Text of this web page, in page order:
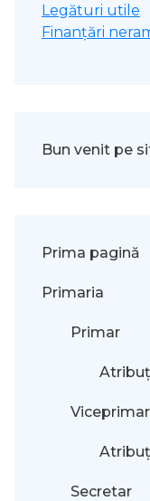
Legături utile
Finanțări
Bun venit pe
Prima pagină
Primaria
Primar
Viceprimar
Secretar